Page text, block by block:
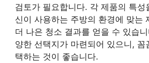
검토가 필요합니다. 각 제품의 특성
신이 사용하는 주방의 환경에 맞는
더 나은 청소 결과를 얻을 수 있습
양한 선택지가 마련되어 있으니, 꼼
택하는 것이 좋습니다.